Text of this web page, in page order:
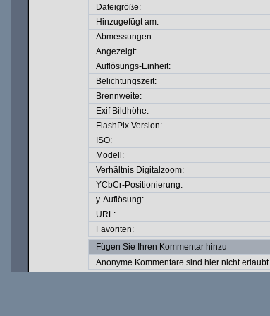
Dateigröße:
Hinzugefügt am:
Abmessungen:
Angezeigt:
Auflösungs-Einheit:
Belichtungszeit:
Brennweite:
Exif Bildhöhe:
FlashPix Version:
ISO:
Modell:
Verhältnis Digitalzoom:
YCbCr-Positionierung:
y-Auflösung:
URL:
Favoriten:
Fügen Sie Ihren Kommentar hinzu
Anonyme Kommentare sind hier nicht erlaubt.